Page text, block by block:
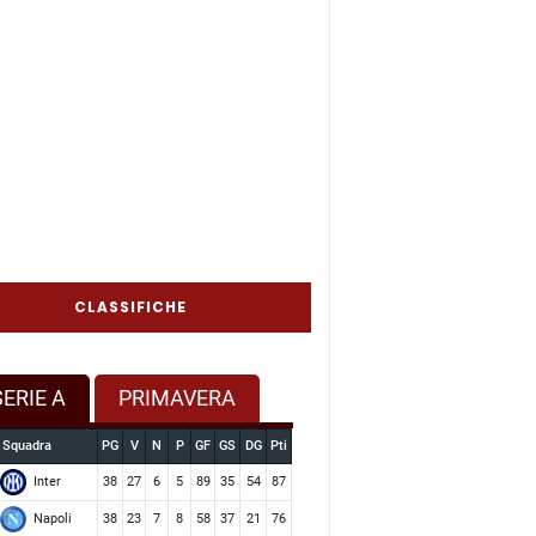
CLASSIFICHE
A PRIMAVERA
Squadra PG V N P GF GS DG Pti
Inter 38 27 6 5 89 35 54 87
Napoli 38 23 7 8 58 37 21 76